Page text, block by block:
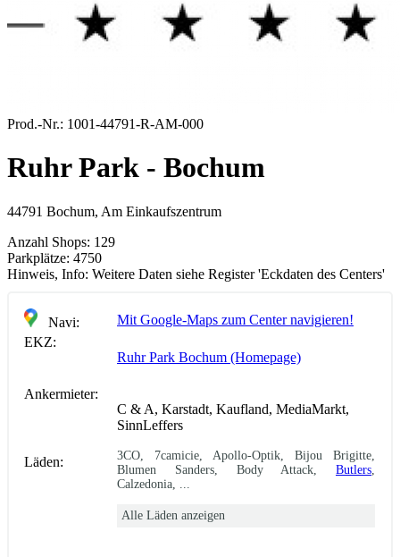
Prod.-Nr.: 1001-44791-R-AM-000
Ruhr Park - Bochum
44791 Bochum, Am Einkaufszentrum
Anzahl Shops: 129
Parkplätze: 4750
Hinweis, Info: Weitere Daten siehe Register 'Eckdaten des Centers'
Navi:
Mit Google-Maps zum Center navigieren!
EKZ:
Ruhr Park Bochum (Homepage)
Ankermieter:
C & A, Karstadt, Kaufland, MediaMarkt,
SinnLeffers
Läden:
3CO, 7camicie, Apollo-Optik, Bijou Brigitte,
Blumen Sanders, Body Attack, Butlers
Calzedonia, ...
Alle Läden anzeigen